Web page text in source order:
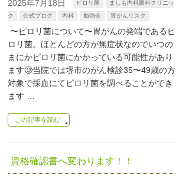
2025年7月18日 ピロリ菌
ましも内科眼科クリニッ
ク
公式ブログ 内科 勉強会 胃がんリスク
〜ピロリ菌について〜胃がんの発端であるピ
ロリ菌。ほとんどの方が無症状なのでいつの
まにかピロリ菌にかかっている可能性があり
ます🥲当院では堺市のがん検診35〜49歳の方
対象で採血にてピロリ菌を調べることができ
ます …
この記事を読む
資格確認書へ変わります！！